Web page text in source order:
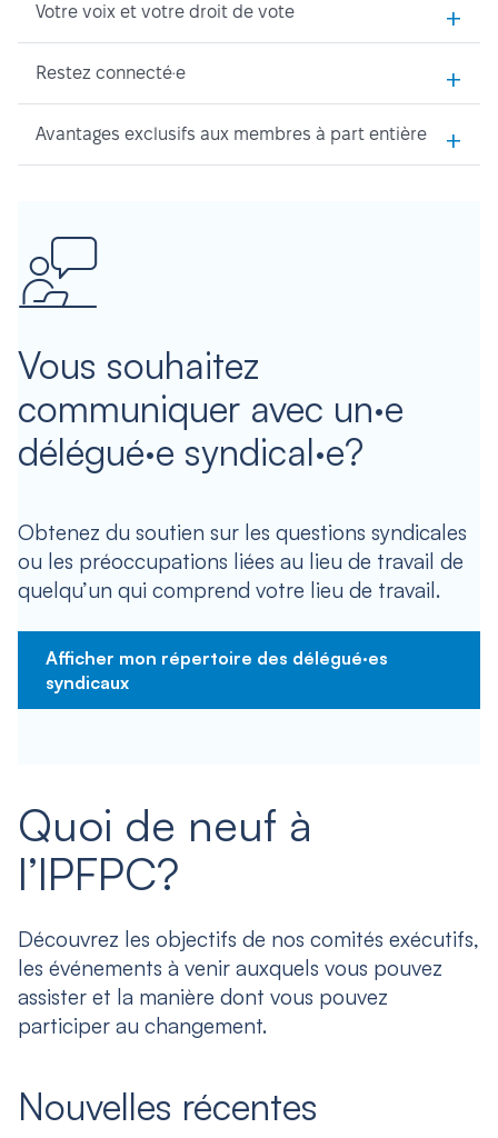
Votre voix et votre droit de vote +
Restez connecté·e +
Avantages exclusifs aux membres à part entière +
Vous souhaitez
communiquer avec un·e
délégué·e syndical·e?
Obtenez du soutien sur les questions syndicales
ou les préoccupations liées au lieu de travail de
quelqu’un qui comprend votre lieu de travail.
Afficher mon répertoire des délégué·es
syndicaux
Quoi de neuf à
l’IPFPC?
Découvrez les objectifs de nos comités exécutifs,
les événements à venir auxquels vous pouvez
assister et la manière dont vous pouvez
participer au changement.
Nouvelles récentes